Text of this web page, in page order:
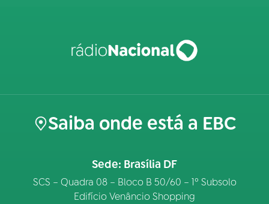
Saiba onde está a EBC
Sede: Brasília DF
SCS – Quadra 08 – Bloco B 50/60 – 1º Subsolo
Edifício Venâncio Shopping